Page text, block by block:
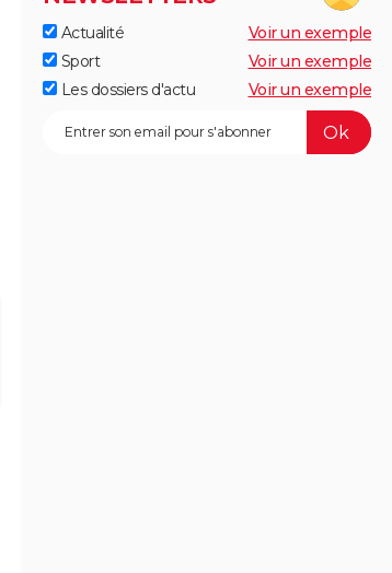
Actualité
Voir un exemple
Sport
Voir un exemple
Les dossiers d'actu
Voir un exemple